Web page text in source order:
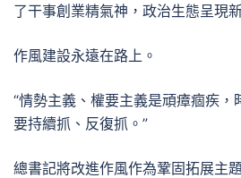
了干事創業精氣神，政治生態呈現
作風建設永遠在路上。
“情勢主義、權要主義是頑瘴痼疾，
要持續抓、反復抓。”
總書記將改進作風作為鞏固拓展主